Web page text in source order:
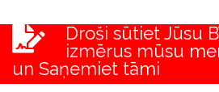
Droši sūtiet Jūsu
izmērus mūsu
un Saņemiet tāmi